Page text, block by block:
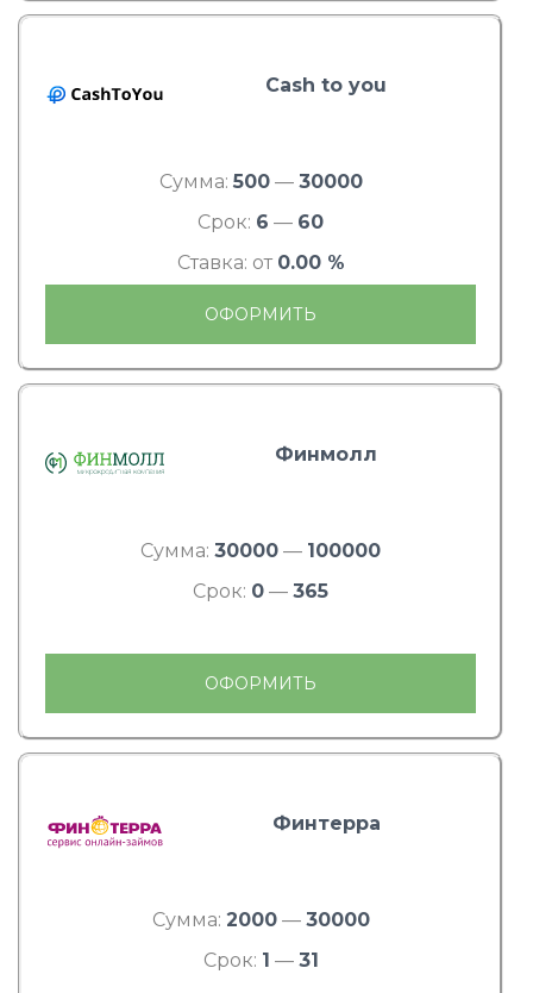
Cash to you
Сумма: 500— 30000
Срок: 6 — 60
Ставка: от 0.00 %
ОФОРМИТЬ
Финмолл
Сумма: 30000 — 100000
Срок: 0 — 365
ОФОРМИТЬ
Финтерра
Сумма: 2000— 30000
Срок: 1 — 31